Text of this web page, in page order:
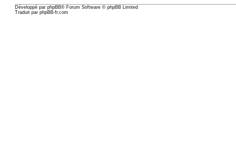
Développé parphpBB® Forum Software © phpBB Limited
Traduit parphpBB-fr.com